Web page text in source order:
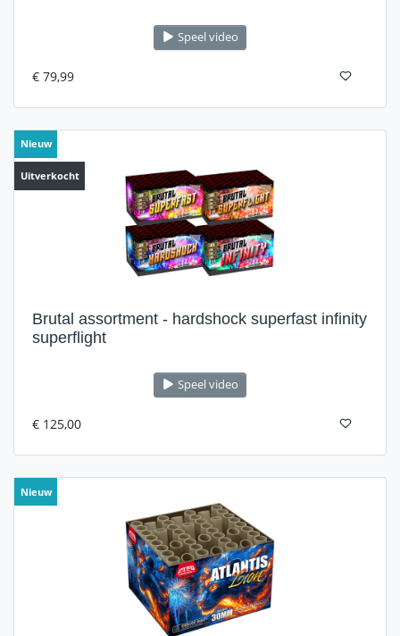
Speel video
€ 79,99
Nieuw
Uitverkocht
Brutal assortment - hardshock superfast infinity
superflight
Speel video
€ 125,00
Nieuw